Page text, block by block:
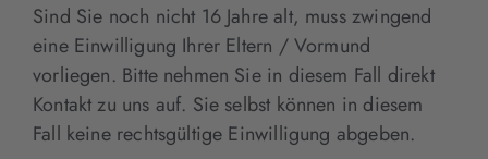
Sind Sie noch nicht 16 Jahre alt, muss zwingend
eine Einwilligung Ihrer Eltern / Vormund
vorliegen. Bitte nehmen Sie in diesem Fall direkt
Kontakt zu uns auf. Sie selbst können in diesem
Fall keine rechtsgültige Einwilligung abgeben.